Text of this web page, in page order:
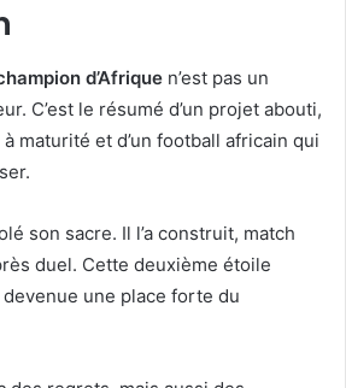
d’Afrique n’est pas un
C’est le résumé d’un projet abouti,
maturité et d’un football africain qui
son sacre. Il l’a construit, match
duel. Cette deuxième étoile
une place forte du